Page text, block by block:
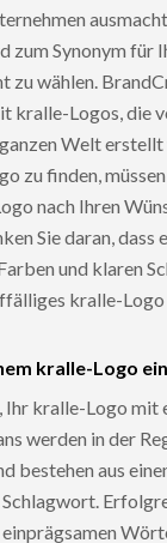
zum Synonym für
zu wählen.
kralle-Logos, die
Welt erstellt
zu finden,
nach Ihren
Sie daran, dass
und klaren
kralle-
kralle-Logo
Ihr kralle-Logo mit
werden in der
bestehen aus